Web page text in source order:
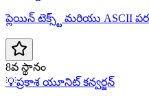
ప్లెయిన్ టెక్స్ట్ మరియు ASCII
8వ స్థానం
💡ప్రకాశ యూనిట్ కన్వర్జన్